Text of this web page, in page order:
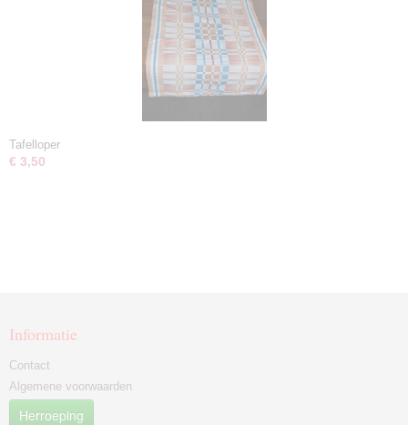
Tafelloper
€ 3,50
Informatie
Contact
Algemene voorwaarden
Herroeping